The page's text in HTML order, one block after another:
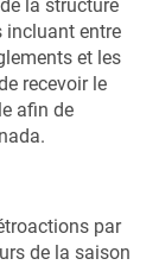
la structure
incluant entre
et les
recevoir le
afin de
par
de la saison